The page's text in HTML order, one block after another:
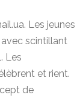
Les jeunes
scintillant
Les
et rient.
de